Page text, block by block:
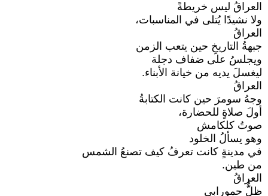
العراقُ ليس خريطةً
ولا نشيدًا يُتلى في المناسبات،
العراقُ
جبهةُ التاريخِ حين يتعب الزمن
ويجلسُ على ضفاف دجلة
ليغسلَ يديه من خيانة الأبناء.
العراقُ
وجهُ سومرَ حين كانت الكتابةُ
أولَ صلاةٍ للحضارة،
صوتُ كلكامش
وهو يسألُ الخلود
في مدينةٍ كانت تعرفُ كيف تصنعُ الشمس
من طين.
العراقُ
ظلُّ حمورابي